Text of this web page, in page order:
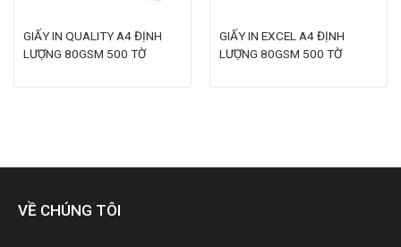
GIẤY IN QUALITY A4 ĐỊNH
LƯỢNG 80GSM 500 TỜ
GIẤY IN EXCEL A4 ĐỊNH
LƯỢNG 80GSM 500 TỜ
VỀ CHÚNG TÔI